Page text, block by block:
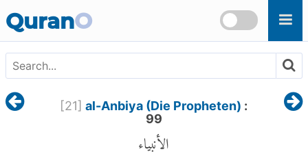
QuranO
[21] al-Anbiya (Die Propheten) :
99
الأنبياء